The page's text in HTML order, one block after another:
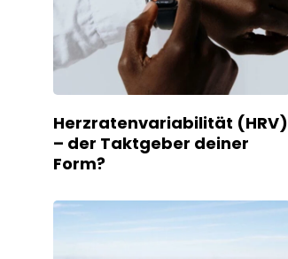
Herzratenvariabilität (HRV)
– der Taktgeber deiner
Form?